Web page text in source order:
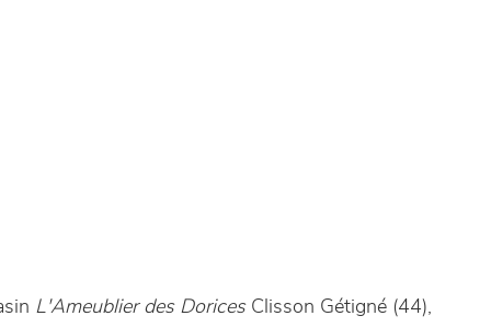
L'Ameublier des DoricesClisson Gétigné (44),